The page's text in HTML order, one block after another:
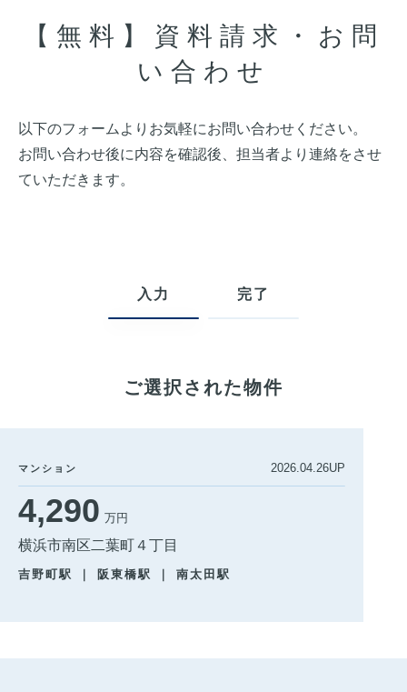
【無料】資料請求・お問
い合わせ
以下のフォームよりお気軽にお問い合わせください。
お問い合わせ後に内容を確認後、担当者より連絡をさせ
ていただきます。
入力 完了
ご選択された物件
マンション 2026.04.26UP
4,290 万円
横浜市南区二葉町４丁目
吉野町駅 ｜ 阪東橋駅 ｜ 南太田駅